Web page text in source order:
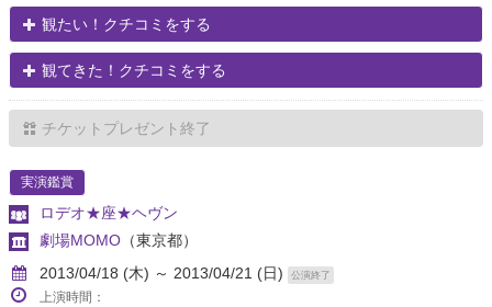
観たい！クチコミをする
観てきた！クチコミをする
チケットプレゼント終了
実演鑑賞
ロデオ★座★ヘヴン
劇場MOMO （東京都）
2013/04/18 (木) ～ 2013/04/21 (日)
公演終了
上演時間：